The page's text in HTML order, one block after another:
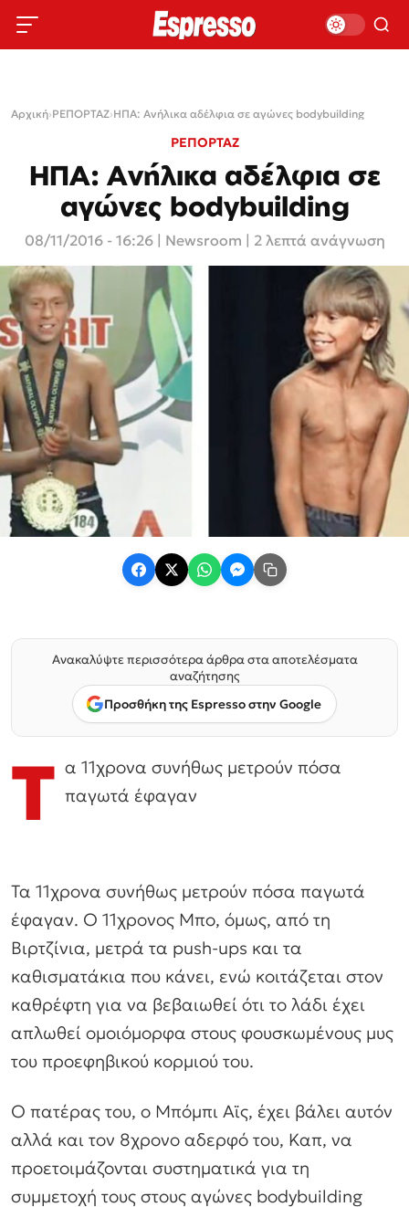
Αρχική›ΡΕΠΟΡΤΑΖ›ΗΠΑ: Ανήλικα αδέλφια σε αγώνες bodybuilding
ΡΕΠΟΡΤΑΖ
ΗΠΑ: Ανήλικα αδέλφια σε
αγώνες bodybuilding
08/11/2016 - 16:26 Newsroom | 2 λεπτά ανάγνωση
Ανακαλύψτε περισσότερα άρθρα στα αποτελέσματα
αναζήτησης
Προσθήκη της Espresso στην Google
Τ α 11χρονα συνήθως μετρούν πόσα
παγωτά έφαγαν
Τα 11χρονα συνήθως μετρούν πόσα παγωτά
έφαγαν. Ο 11χρονος Μπο, όμως, από τη
Βιρτζίνια, μετρά τα push-ups και τα
καθισματάκια που κάνει, ενώ κοιτάζεται στον
καθρέφτη για να βεβαιωθεί ότι το λάδι έχει
απλωθεί ομοιόμορφα στους φουσκωμένους μυς
του προεφηβικού κορμιού του.
Ο πατέρας του, ο Μπόμπι Αϊς, έχει βάλει αυτόν
αλλά και τον 8χρονο αδερφό του, Καπ, να
προετοιμάζονται συστηματικά για τη
συμμετοχή τους στους αγώνες bodybuilding